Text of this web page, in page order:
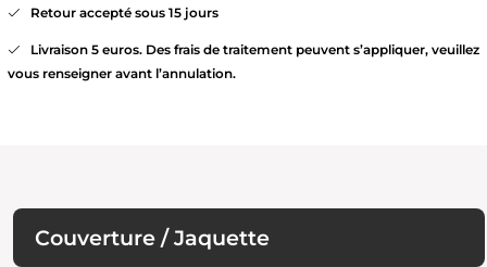
Retour accepté sous 15 jours
Livraison 5 euros. Des frais de traitement peuvent s’appliquer, veuillez
vous renseigner avant l’annulation.
Couverture / Jaquette